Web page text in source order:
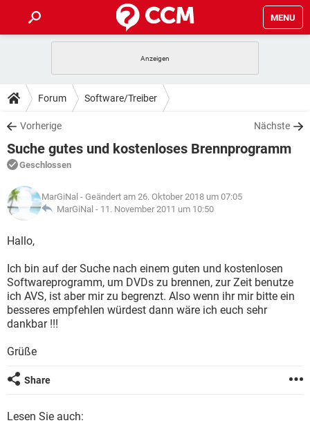
MENU
ANDROID IOS
WINDOWS 10
WHATSAPP TIKTOK
FACEBOOK
TIPPS & TRICKS
SPIELE
WINDOWS 10
WHATSAPP
FACEBOOK HARDWARE
DOWNLOADS
SPIELE STREAMING
ANDROID
WINDOWS 10 INSTAGRAM
WHATSAPP
FACEBOOK
FORUM
SPIELE
ANDROID IOS
FACEBOOK HARDWARE
LEXIKON
SPIELE
ANDROID
WINDOWS 10 INSTAGRAM
WHATSAPP TIKTOK
FACEBOOK HARDWARE
Forum Software/Treiber
Vorherige Nächste
Suche gutes und kostenloses Brennprogramm
Geschlossen
MarGiNal - Geändert am 26. Oktober 2018 um 07:05
MarGiNal - 11. November 2011 um 10:50
Hallo,
Ich bin auf der Suche nach einem guten und kostenlosen
Softwareprogramm, um DVDs zu brennen, zur Zeit benutze
ich AVS, ist aber mir zu begrenzt. Also wenn ihr mir bitte ein
besseres empfehlen würdest dann wäre ich euch sehr
dankbar !!!
Grüße
Share
Lesen Sie auch: